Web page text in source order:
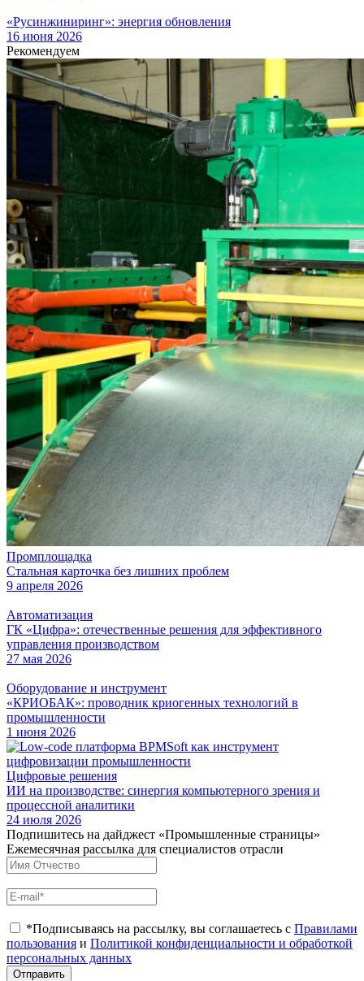
«Русинжиниринг»: энергия обновления
16 июня 2026
Рекомендуем
Промплощадка
Стальная карточка без лишних проблем
9 апреля 2026
Автоматизация
ГК «Цифра»: отечественные решения для эффективного
управления производством
27 мая 2026
Оборудование и инструмент
«КРИОБАК»: проводник криогенных технологий в
промышленности
1 июня 2026
Цифровые решения
ИИ на производстве: синергия компьютерного зрения и
процессной аналитики
24 июля 2026
Подпишитесь на дайджест «Промышленные страницы»
Ежемесячная рассылка для специалистов отрасли
*Подписываясь на рассылку, вы соглашаетесь с Правилами
пользования и Политикой конфиденциальности и обработкой
персональных данных
Отправить